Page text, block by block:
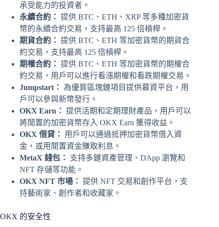
承受能力的投資者。
永續合約： 提供 BTC、ETH、XRP 等多種加密貨
幣的永續合約交易，支持最高 125 倍槓桿。
期貨合約： 提供 BTC、ETH 等加密貨幣的期貨合
約交易，支持最高 125 倍槓桿。
期權合約： 提供 BTC、ETH 等加密貨幣的期權合
約交易，用戶可以進行看漲期權和看跌期權交易。
Jumpstart： 為優質區塊鏈項目提供募資平台，用
戶可以參與新幣發行。
OKX Earn： 提供活期和定期理財產品，用戶可以
將閒置的加密貨幣存入 OKX Earn 獲得收益。
OKX 借貸：
用戶可以通過抵押加密貨幣借入資
金，或用閒置資金賺取利息。
MetaX 錢包：
支持多鏈資產管理、DApp 瀏覽和
NFT 存儲等功能。
OKX NFT 市場： 提供 NFT 交易和創作平台，支
持藝術家、創作者和收藏家。
OKX 的安全性